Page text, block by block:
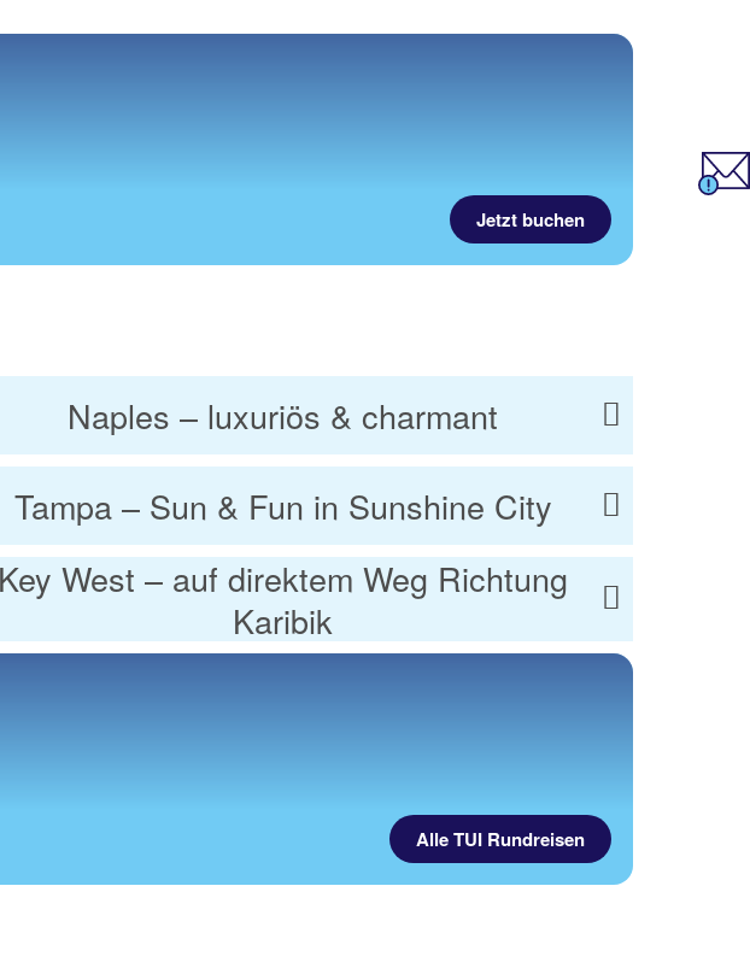
Jetzt buchen
Naples – luxuriös & charmant
Tampa – Sun & Fun in Sunshine City
Key West – auf direktem Weg Richtung
Karibik
Alle TUI Rundreisen